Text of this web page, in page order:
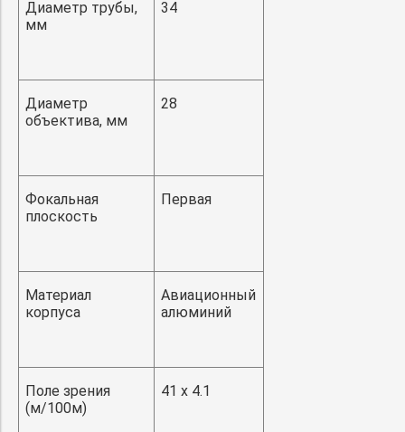
Диаметр трубы,
мм
34
Диаметр
объектива, мм
28
Фокальная
плоскость
Первая
Материал
корпуса
Авиационный
алюминий
Поле зрения
(м/100м)
41 x 4.1